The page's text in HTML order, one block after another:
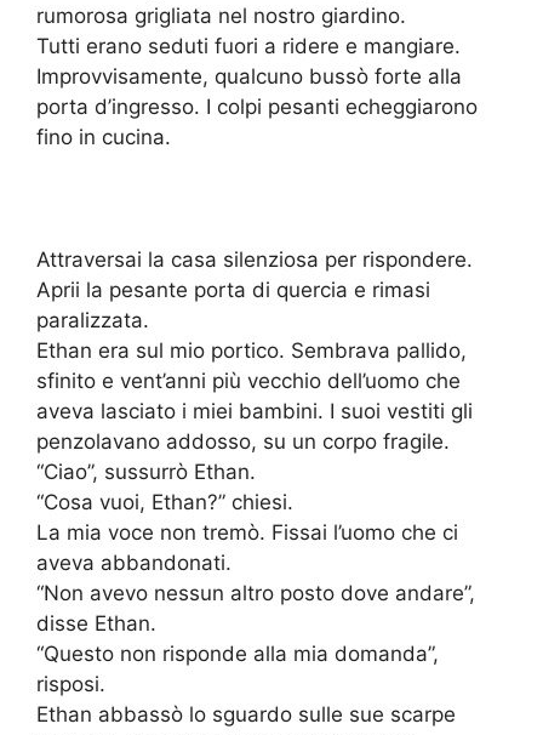
rumorosa grigliata nel nostro giardino.
Tutti erano seduti fuori a ridere e mangiare.
Improvvisamente, qualcuno bussò forte alla
porta d’ingresso. I colpi pesanti echeggiarono
fino in cucina.
Attraversai la casa silenziosa per rispondere.
Aprii la pesante porta di quercia e rimasi
paralizzata.
Ethan era sul mio portico. Sembrava pallido,
sfinito e vent’anni più vecchio dell’uomo che
aveva lasciato i miei bambini. I suoi vestiti gli
penzolavano addosso, su un corpo fragile.
“Ciao”, sussurrò Ethan.
“Cosa vuoi, Ethan?” chiesi.
La mia voce non tremò. Fissai l’uomo che ci
aveva abbandonati.
“Non avevo nessun altro posto dove andare”,
disse Ethan.
“Questo non risponde alla mia domanda”,
risposi.
Ethan abbassò lo sguardo sulle sue scarpe